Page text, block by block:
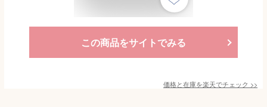
この商品をサイトでみる
価格と在庫を楽天でチェック >>